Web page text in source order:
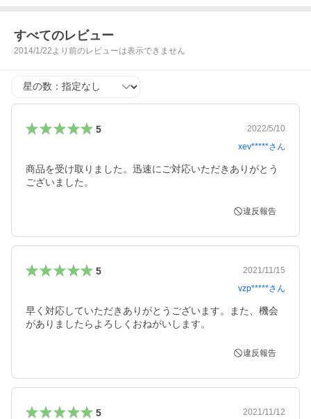
すべてのレビュー
2014/1/22より前のレビューは表示できません
星の数
5
2022/5/10
xev*****さん
商品を受け取りました。迅速にご対応いただきありがとう
ございました。
違反報告
5
2021/11/15
vzp*****さん
早く対応していただきありがとうございます。また、機会
がありましたらよろしくおねがいします。
違反報告
5
2021/11/12